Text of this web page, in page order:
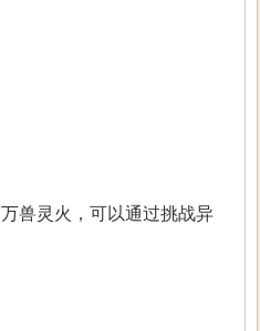
兽灵火 ，可以通过挑战异